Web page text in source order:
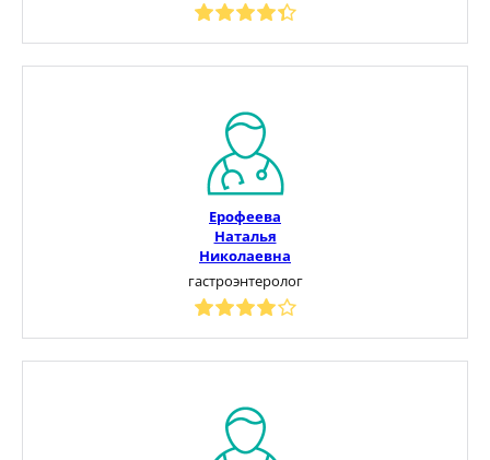
Ерофеева
Наталья
Николаевна
гастроэнтеролог